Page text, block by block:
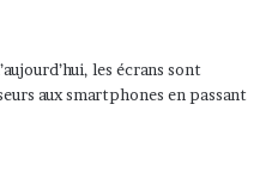
les écrans sont
aux smartphones en passant